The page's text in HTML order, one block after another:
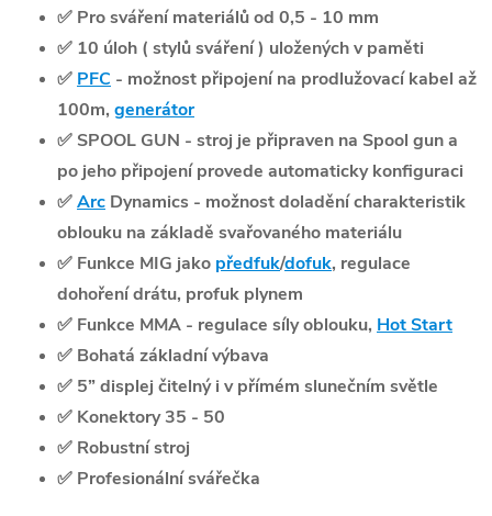
✅ Pro sváření materiálů od 0,5 - 10 mm
✅ 10 úloh ( stylů sváření ) uložených v paměti
✅ PFC - možnost připojení na prodlužovací kabel až
100m, generátor
✅ SPOOL GUN - stroj je připraven na Spool gun a
po jeho připojení provede automaticky konfiguraci
✅Arc Dynamics - možnost doladění charakteristik
oblouku na základě svařovaného materiálu
✅ Funkce MIG jako předfuk/dofuk, regulace
dohoření drátu, profuk plynem
✅ Funkce MMA - regulace síly oblouku, Hot Start
✅ Bohatá základní výbava
✅ 5” displej čitelný i v přímém slunečním světle
✅ Konektory 35 - 50
✅ Robustní stroj
✅ Profesionální svářečka